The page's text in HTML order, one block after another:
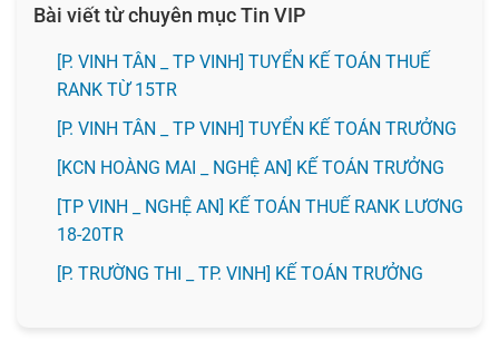
Bài viết từ chuyên mục Tin VIP
[P. VINH TÂN _ TP VINH] TUYỂN KẾ TOÁN THUẾ
RANK TỪ 15TR
[P. VINH TÂN _ TP VINH] TUYỂN KẾ TOÁN TRƯỞNG
️[KCN HOÀNG MAI _ NGHỆ AN] KẾ TOÁN TRƯỞNG
[TP VINH _ NGHỆ AN] KẾ TOÁN THUẾ RANK LƯƠNG
18-20TR
️[P. TRƯỜNG THI _ TP. VINH] KẾ TOÁN TRƯỞNG